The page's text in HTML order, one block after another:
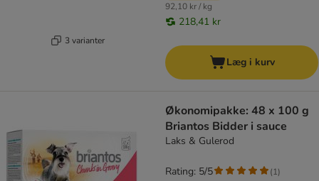
3 varianter
92,10 kr / kg
218,41 kr
Læg i kurv
Økonomipakke: 48 x 100 g
Briantos Bidder i sauce
Laks & Gulerod
Rating: 5/5 (1)